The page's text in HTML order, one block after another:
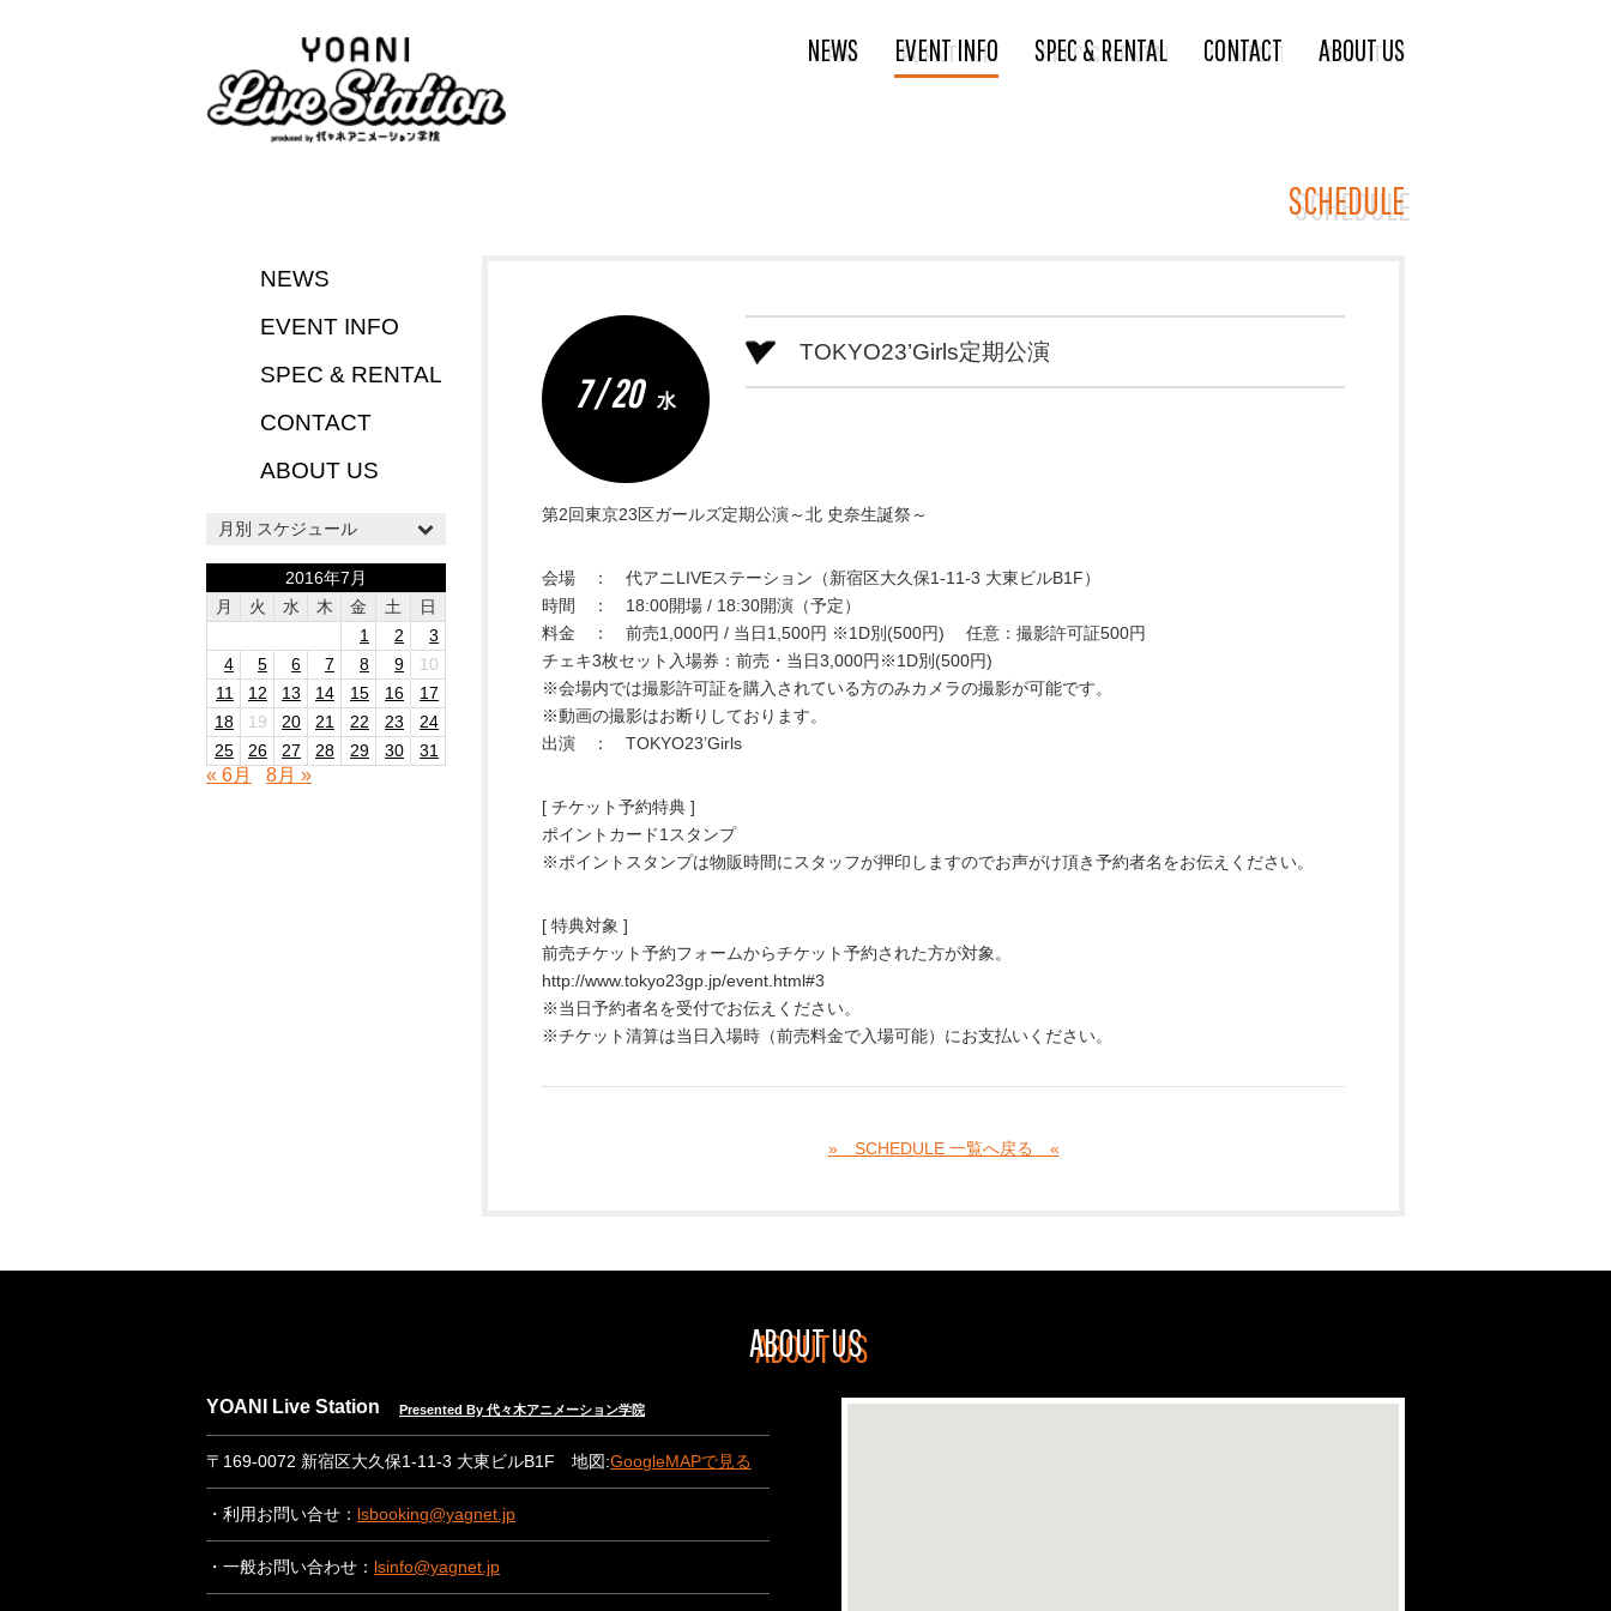
NEWS EVENT INFO SPEC & RENTAL CONTACT ABOUT US
SCHEDULE
NEWS
EVENT INFO
SPEC & RENTAL
CONTACT
ABOUT US
月別 スケジュール
2016年7月
月
火 水 木 金 土
日
1
2
3
4
5 6 7 8 9
10
11
12 13 14 15 16
17
18
19 20 21 22 23
24
25
26 27 28 29 30 31
« 6月 8月 »
7 / 20 水
TOKYO23’Girls定期公演
第2回東京23区ガールズ定期公演～北 史奈生誕祭～
会場 ： 代アニLIVEステーション（新宿区大久保1-11-3 大東ビルB1F）
時間 ： 18:00開場 / 18:30開演（予定）
料金 ： 前売1,000円 / 当日1,500円 ※1D別(500円) 任意：撮影許可証500円
チェキ3枚セット入場券：前売・当日3,000円※1D別(500円)
※会場内では撮影許可証を購入されている方のみカメラの撮影が可能です。
※動画の撮影はお断りしております。
出演 ： TOKYO23’Girls
[ チケット予約特典 ]
ポイントカード1スタンプ
※ポイントスタンプは物販時間にスタッフが押印しますのでお声がけ頂き予約者名をお伝えください。
[ 特典対象 ]
前売チケット予約フォームからチケット予約された方が対象。
http://www.tokyo23gp.jp/event.html#3
※当日予約者名を受付でお伝えください。
※チケット清算は当日入場時（前売料金で入場可能）にお支払いください。
» SCHEDULE 一覧へ戻る «
ABOUT US
YOANI Live Station Presented By 代々木アニメーション学院
〒169-0072 新宿区大久保1-11-3 大東ビルB1F 地図:GoogleMAPで見る
・利用お問い合せ： lsbooking@yagnet.jp
・一般お問い合わせ： lsinfo@yagnet.jp